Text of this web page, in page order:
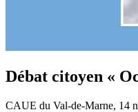
Débat citoyen «
CAUE du Val-de-Marne, 14